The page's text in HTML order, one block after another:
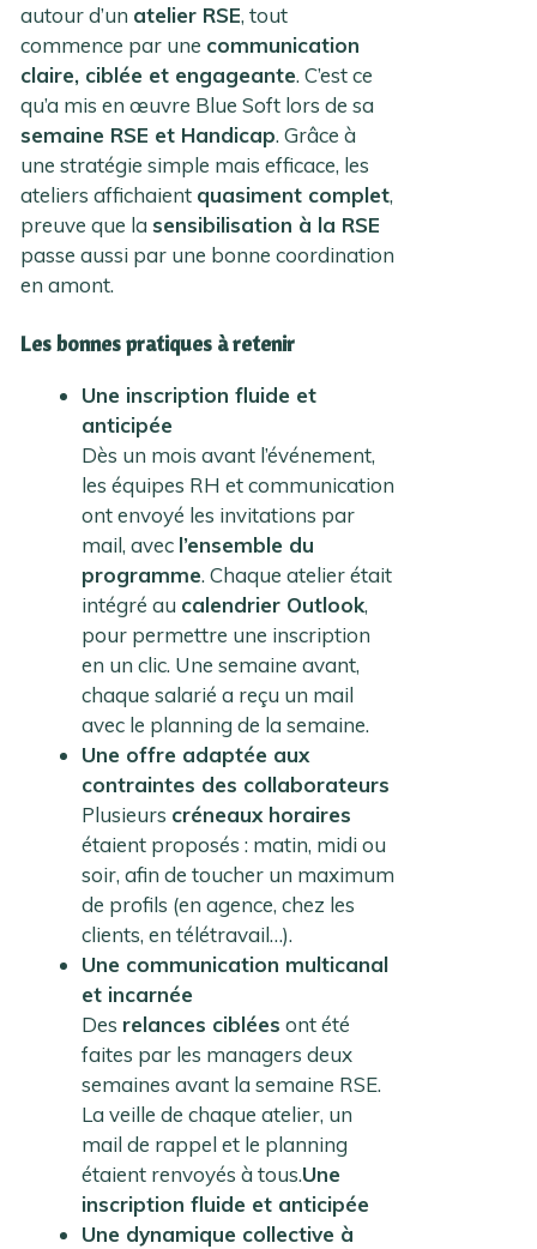
autour d’un atelier RSE, tout
commence par une communication
claire, ciblée et engageante. C’est ce
qu’a mis en œuvre Blue Soft lors de sa
semaine RSE et Handicap. Grâce à
une stratégie simple mais efficace, les
ateliers affichaient quasiment complet,
preuve que lasensibilisation à la RSE
passe aussi par une bonne coordination
en amont.
Les bonnes pratiques à retenir
Une inscription fluide et
anticipée
Dès un mois avant l’événement,
les équipes RH et communication
ont envoyé les invitations par
mail, avec l’ensemble du
programme. Chaque atelier était
intégré au calendrier Outlook,
pour permettre une inscription
en un clic. Une semaine avant,
chaque salarié a reçu un mail
avec le planning de la semaine.
Une offre adaptée aux
contraintes des collaborateurs
Plusieurs créneaux horaires
étaient proposés : matin, midi ou
soir, afin de toucher un maximum
de profils (en agence, chez les
clients, en télétravail…).
Une communication multicanal
et incarnée
Des relances ciblées ont été
faites par les managers deux
semaines avant la semaine RSE.
La veille de chaque atelier, un
mail de rappel et le planning
étaient renvoyés à tous.Une
inscription fluide et anticipée
Une dynamique collective à